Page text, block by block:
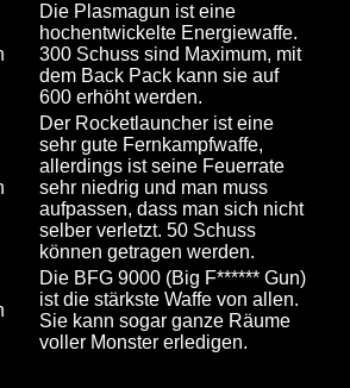
Die Plasmagun ist eine
hochentwickelte Energiewaffe.
300 Schuss sind Maximum, mit
dem Back Pack kann sie auf
600 erhöht werden.
Der Rocketlauncher ist eine
sehr gute Fernkampfwaffe,
allerdings ist seine Feuerrate
sehr niedrig und man muss
aufpassen, dass man sich nicht
selber verletzt. 50 Schuss
können getragen werden.
Die BFG 9000 (Big F****** Gun)
ist die stärkste Waffe von allen.
Sie kann sogar ganze Räume
voller Monster erledigen.